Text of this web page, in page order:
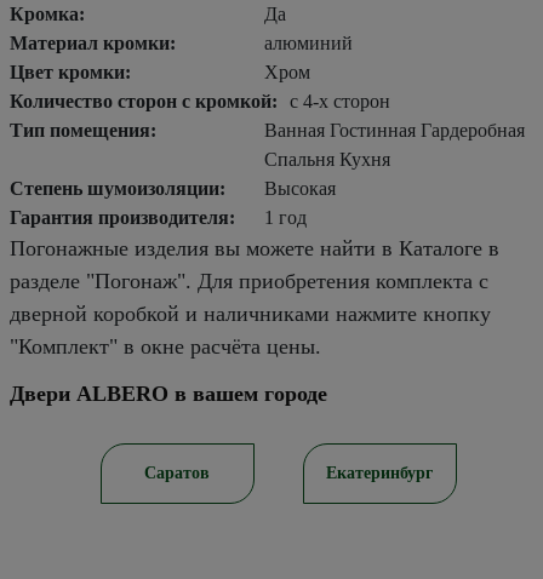
Кромка:
Да
Материал кромки:
алюминий
Цвет кромки:
Хром
Количество сторон с кромкой:
с 4-х сторон
Тип помещения:
Ванная Гостинная Гардеробная
Спальня Кухня
Степень шумоизоляции:
Высокая
Гарантия производителя:
1 год
Погонажные изделия вы можете найти в Каталоге в
разделе "Погонаж". Для приобретения комплекта с
дверной коробкой и наличниками нажмите кнопку
"Комплект" в окне расчёта цены.
Двери ALBERO в вашем городе
Саратов Екатеринбург